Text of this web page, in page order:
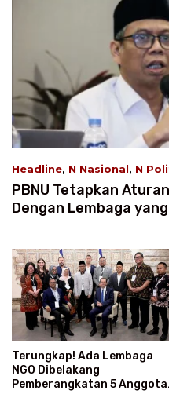
Headline, N Nasional, N
PBNU Tetapkan
Dengan Lembaga
Terungkap! Ada Lembaga
NGO Dibelakang
Pemberangkatan 5 Anggota